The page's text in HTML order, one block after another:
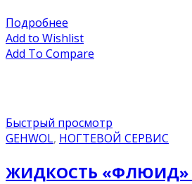
Подробнее
Add to Wishlist
Add To Compare
Быстрый просмотр
GEHWOL, НОГТЕВОЙ СЕРВИС
ЖИДКОСТЬ «ФЛЮИД»